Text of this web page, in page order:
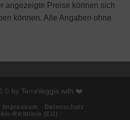
angezeigte Preise können sich
können. Alle Angaben ohne
© by TerraVeggia with ❤️
Impressum
Datenschutz
Richtlinie (EU)